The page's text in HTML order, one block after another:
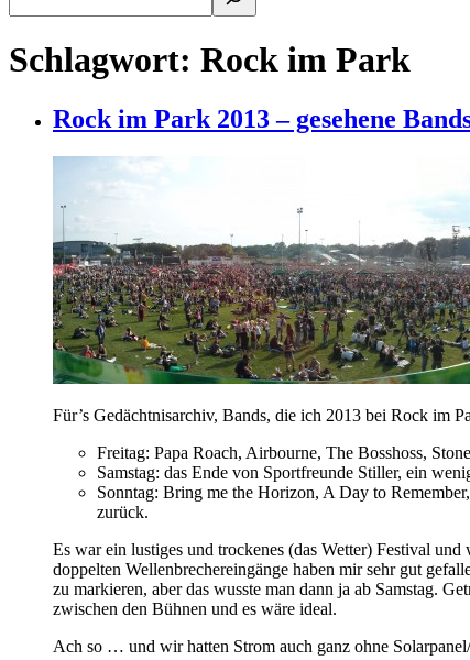
Schlagwort: Rock im Park
Rock im Park 2013 – gesehene
Für’s Gedächtnisarchiv, Bands, die ich 2013 bei Rock im
Freitag: Papa Roach, Airbourne, The Bosshoss,
Samstag: das Ende von Sportfreunde Stiller, ein
Sonntag: Bring me the Horizon, A Day to
zurück.
Es war ein lustiges und trockenes (das Wetter) Festival
doppelten Wellenbrechereingänge haben mir sehr gut
zu markieren, aber das wusste man dann ja ab Samstag.
zwischen den Bühnen und es wäre ideal.
Ach so … und wir hatten Strom auch ganz ohne